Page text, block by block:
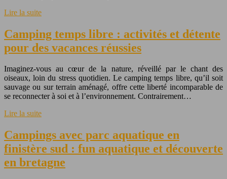
Lire la suite
Camping temps libre : activités et détente
pour des vacances réussies
Imaginez-vous au cœur de la nature, réveillé par le chant des
oiseaux, loin du stress quotidien. Le camping temps libre, qu’il soit
sauvage ou sur terrain aménagé, offre cette liberté incomparable de
se reconnecter à soi et à l’environnement. Contrairement…
Lire la suite
Campings avec parc aquatique en
finistère sud : fun aquatique et découverte
en bretagne